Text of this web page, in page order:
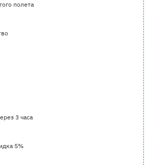
полета
3 часа
5%